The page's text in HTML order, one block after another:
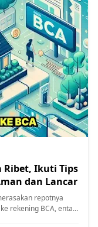
Ribet, Ikuti Tips
dan Lancar
rekening BCA, entah